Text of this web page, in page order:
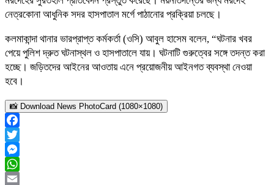
নেত্রকোনা আধুনিক সদর হাসপাতাল মর্গে পাঠানোর প্রক্রিয়া চলছে।
কলমাকান্দা থানার ভারপ্রাপ্ত কর্মকর্তা (ওসি) আবুল হাসেম বলেন, “ঘটনার খবর
পেয়ে পুলিশ দ্রুত ঘটনাস্থল ও হাসপাতালে যায়। ঘটনাটি গুরুত্বের সঙ্গে তদন্ত করা
হচ্ছে। জড়িতদের আইনের আওতায় এনে প্রয়োজনীয় আইনগত ব্যবস্থা নেওয়া
হবে।
📸 Download News PhotoCard (1080×1080)
Facebook
Twitter
Messenger
WhatsApp